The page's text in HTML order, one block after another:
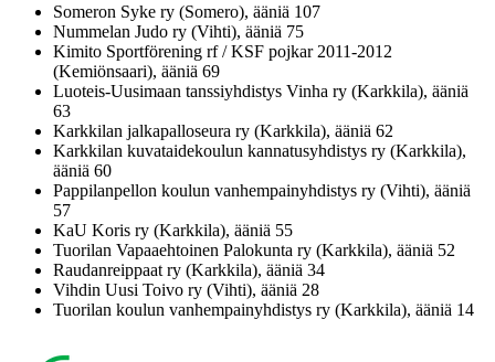
Someron Syke ry (Somero), ääniä 107
Nummelan Judo ry (Vihti), ääniä 75
Kimito Sportförening rf / KSF pojkar 2011-2012
(Kemiönsaari), ääniä 69
Luoteis-Uusimaan tanssiyhdistys Vinha ry (Karkkila), ääniä
63
Karkkilan jalkapalloseura ry (Karkkila), ääniä 62
Karkkilan kuvataidekoulun kannatusyhdistys ry (Karkkila),
ääniä 60
Pappilanpellon koulun vanhempainyhdistys ry (Vihti), ääniä
57
KaU Koris ry (Karkkila), ääniä 55
Tuorilan Vapaaehtoinen Palokunta ry (Karkkila), ääniä 52
Raudanreippaat ry (Karkkila), ääniä 34
Vihdin Uusi Toivo ry (Vihti), ääniä 28
Tuorilan koulun vanhempainyhdistys ry (Karkkila), ääniä 14